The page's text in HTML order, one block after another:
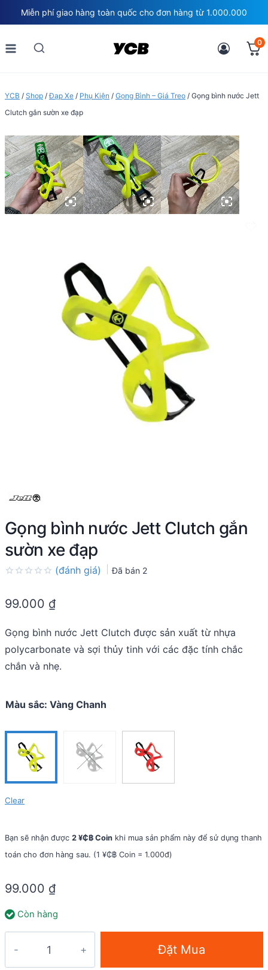
to
content
Miễn phí giao hàng toàn quốc cho đơn hàng từ 1.000.000
0
YCB / Shop /Đạp Xe / Phụ Kiện / Gọng Bình – Giá Treo / Gọng bình nước Jett
Clutch gắn sườn xe đạp
Gọng bình nước Jett Clutch gắn
sườn xe đạp
out
(đánh giá) Đã bán 2
99.000 ₫
Gọng bình nước Jett Clutch được sản xuất từ nhựa
polycarbonate và sợi thủy tinh với các đặc tính chắc
chắn và nhẹ.
Màu sắc: Vàng Chanh
Clear
Bạn sẽ nhận được 2 ¥₵฿ Coin khi mua sản phẩm này để sử dụng thanh
toán cho đơn hàng sau. (1 ¥₵฿ Coin = 1.000đ)
99.000 ₫
Còn hàng
Đặt Mua